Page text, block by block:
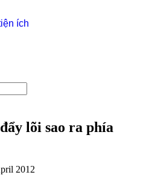
ích
lõi sao ra phía
2012